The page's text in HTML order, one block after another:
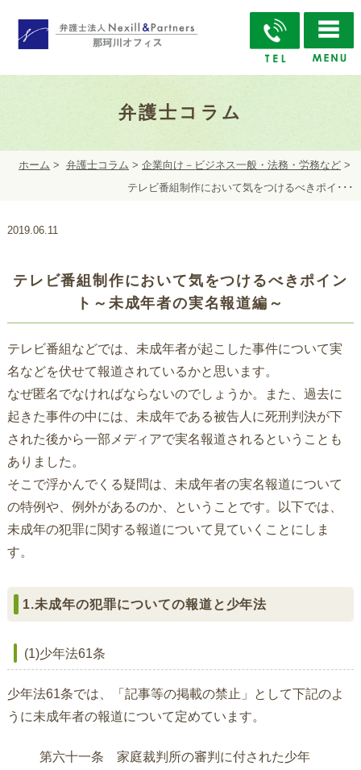
弁護士コラム
ホーム > 弁護士コラム >企業向け－ビジネス一般・法務・労務など >
テレビ番組制作において気をつけるべきポイ･･･
2019.06.11
テレビ番組制作において気をつけるべきポイン
ト～未成年者の実名報道編～
テレビ番組などでは、未成年者が起こした事件について実
名などを伏せて報道されているかと思います。
なぜ匿名でなければならないのでしょうか。また、過去に
起きた事件の中には、未成年である被告人に死刑判決が下
された後から一部メディアで実名報道されるということも
ありました。
そこで浮かんでくる疑問は、未成年者の実名報道について
の特例や、例外があるのか、ということです。以下では、
未成年の犯罪に関する報道について見ていくことにしま
す。
1.未成年の犯罪についての報道と少年法
(1)少年法61条
少年法61条では、「記事等の掲載の禁止」として下記のよ
うに未成年者の報道について定めています。
第六十一条 家庭裁判所の審判に付された少年